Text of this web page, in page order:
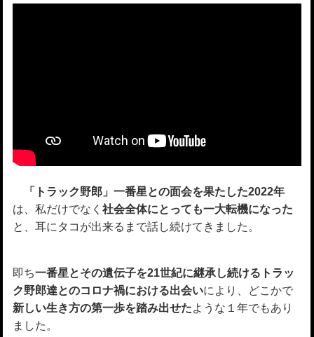
「トラック野郎」一番星との面会を果たした2022年
は、私だけでなく 社会全体にとっても一大転機になった
と、耳にタコが出来るまで話し続けてきました。
即ち一番星とその遺伝子を21世紀に継承し続けるトラッ
ク野郎達とのコロナ禍における出会いにより、どこかで
新しい生き方の第一歩を踏み出せたような１年でもあり
ました。